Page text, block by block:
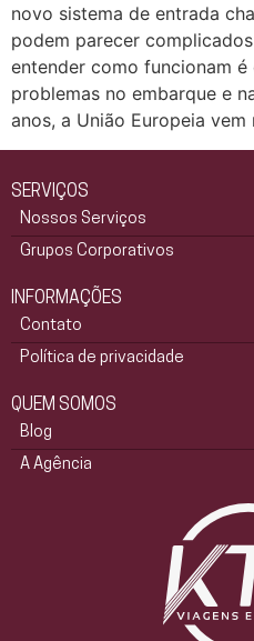
novo sistema de entrada
podem parecer
entender como funcionam
problemas no embarque e
anos, a União Europeia
SERVIÇOS
Nossos Serviços
Grupos Corporativos
INFORMAÇÕES
Contato
Política de privacidade
QUEM SOMOS
Blog
A Agência